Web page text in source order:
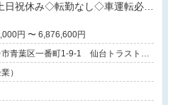
祝休み◇転勤なし◇車運転必須
年収 4,854,000円 〜 6,876,600円
市青葉区一番町1-9-1 仙台トラストタ
）